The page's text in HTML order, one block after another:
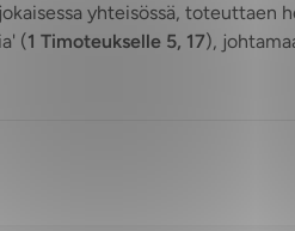
yhteisössä, toteuttaen
(1 Timoteukselle 5, 17),